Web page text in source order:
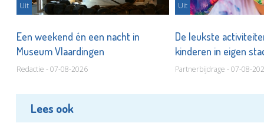
Uit
Een weekend én een nacht in
Museum Vlaardingen
Redactie - 07-08-2026
Uit
De leukste
kinderen in eigen
Partnerbijdrage - 07-08-
Lees ook